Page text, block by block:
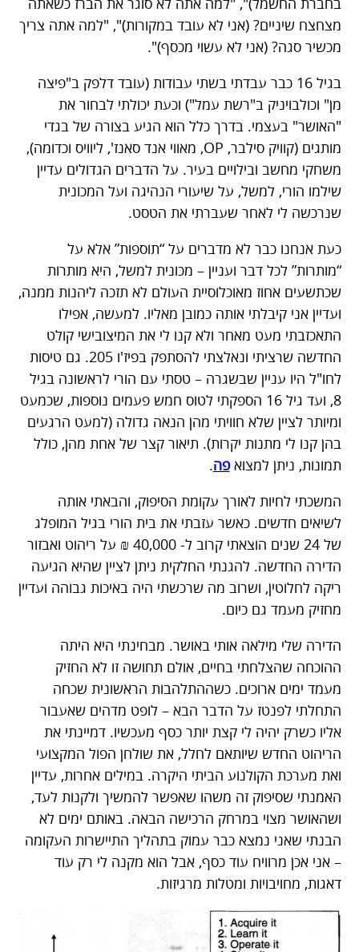
בחברת החשמל)", "למה אתה לא סוגר את הברז כשאתה
מצחצח שיניים? (אני לא עובד במקורות)", "למה אתה צריך
מכשיר סגה? (אני לא עשוי מכסף)".
בגיל 16 כבר עבדתי בשתי עבודות (עובד דלפק ב"פיצה
מן" וכולבויניק ב"רשת עמל") וכעת יכולתי לבחור את
"האושר" בעצמי. בדרך כלל הוא הגיע בצורה של בגדי
מותגים (קוויק סילבר, OP, מאווי אנד סאנז', ליוויס וכדומה),
משחקי מחשב ובילויים בעיר. על הדברים הגדולים עדיין
שילמו הורי, למשל, על שיעורי הנהיגה ועל המכונית
שנרכשה לי לאחר שעברתי את הטסט.
כעת אנחנו כבר לא מדברים על “תוספות” אלא על
“מותרות” לכל דבר ועניין – מכונית למשל, היא מותרות
שכתשעים אחוז מאוכלוסיית העולם לא תזכה ליהנות ממנה,
ועדיין אני קיבלתי אותה כמובן מאליו. למעשה, אפילו
התאכזבתי מעט מאחר ולא קנו לי את המיצובישי קולט
החדשה שרציתי ונאלצתי להסתפק בפיז'ו 205. גם טיסות
לחו"ל היו עניין שבשגרה – טסתי עם הורי לראשונה בגיל
8, ועד גיל 16 הספקתי לטוס חמש פעמים נוספות, שכמעט
ומיותר לציין שלא חוויתי מהן הנאה גדולה (למעט הרגעים
בהן קנו לי מתנות יקרות). תיאור קצר של אחת מהן, כולל
תמונות, ניתן למצואפה.
המשכתי לחיות לאורך עקומת הסיפוק, והבאתי אותה
לשיאים חדשים. כאשר עזבתי את בית הורי בגיל המופלג
של 24 שנים הוצאתי קרוב ל- 40,000 ₪ על ריהוט ואבזור
הדירה החדשה. להגנתי החלקית ניתן לציין שהיא הגיעה
ריקה לחלוטין, ושרוב מה שרכשתי היה באיכות גבוהה ועדיין
מחזיק מעמד גם כיום.
הדירה שלי מילאה אותי באושר. מבחינתי היא היתה
ההוכחה שהצלחתי בחיים, אולם תחושה זו לא החזיק
מעמד ימים ארוכים. כשההתלהבות הראשונית שכחה
התחלתי לפנטז על הדבר הבא – לופט מדהים שאעבור
אליו כשרק יהיה לי קצת יותר כסף מעכשיו. דמיינתי את
הריהוט החדש שיותאם לחלל, את שולחן הפול המקצועי
ואת מערכת הקולנוע הביתי היקרה. במילים אחרות, עדיין
האמנתי שסיפוק זה משהו שאפשר להמשיך ולקנות לעד,
ושהאושר מצוי במרחק הרכישה הבאה. באותם ימים לא
הבנתי שאני נמצא כבר עמוק בתהליך התיישרות העקומה
– אני אכן מרוויח עוד כסף, אבל הוא מקנה לי רק עוד
דאגות, מחויבויות ומטלות מרגיזות.